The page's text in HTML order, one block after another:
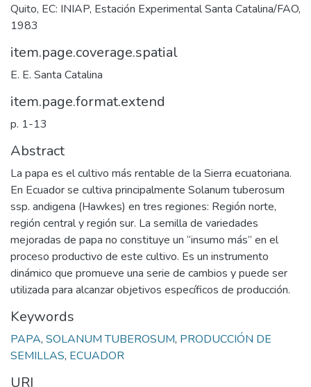
Quito, EC: INIAP, Estación Experimental Santa Catalina/FAO,
1983
item.page.coverage.spatial
E. E. Santa Catalina
item.page.format.extend
p. 1-13
Abstract
La papa es el cultivo más rentable de la Sierra ecuatoriana.
En Ecuador se cultiva principalmente Solanum tuberosum
ssp. andigena (Hawkes) en tres regiones: Región norte,
región central y región sur. La semilla de variedades
mejoradas de papa no constituye un “insumo más” en el
proceso productivo de este cultivo. Es un instrumento
dinámico que promueve una serie de cambios y puede ser
utilizada para alcanzar objetivos específicos de producción.
Keywords
PAPA, SOLANUM TUBEROSUM, PRODUCCIÓN DE
SEMILLAS, ECUADOR
URI